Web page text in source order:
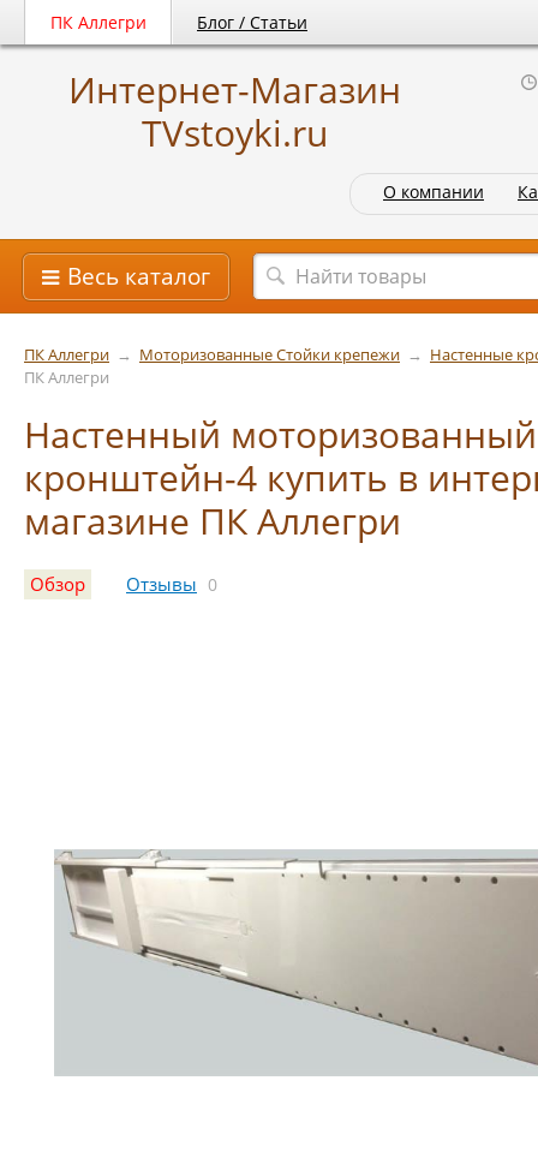
ПК Аллегри Блог / Статьи
Интернет-Магазин
TVstoyki.ru
О компании
Весь каталог
ПК Аллегри → Моторизованные Стойки крепежи → Настенные
ПК Аллегри
Настенный моторизованный
кронштейн-4 купить в
магазине ПК Аллегри
Обзор Отзывы 0